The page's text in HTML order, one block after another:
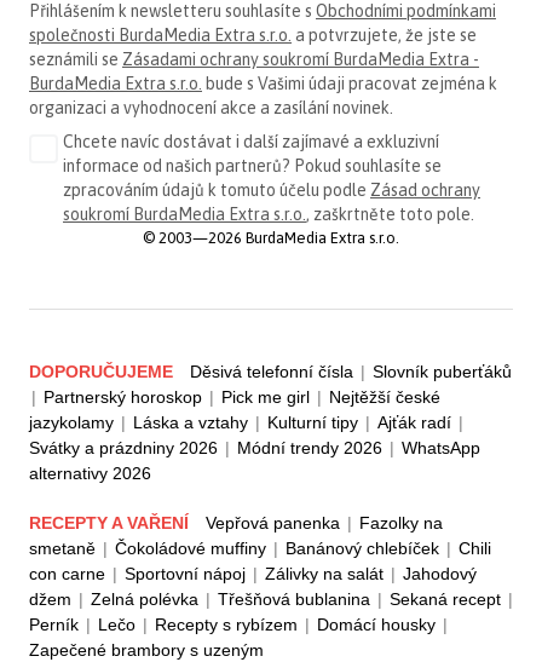
Přihlášením k newsletteru souhlasíte s Obchodními podmínkami
společnosti BurdaMedia Extra s.r.o. a potvrzujete, že jste se
seznámili se Zásadami ochrany soukromí BurdaMedia Extra -
BurdaMedia Extra s.r.o. bude s Vašimi údaji pracovat zejména k
organizaci a vyhodnocení akce a zasílání novinek.
Chcete navíc dostávat i další zajímavé a exkluzivní
informace od našich partnerů? Pokud souhlasíte se
zpracováním údajů k tomuto účelu podle Zásad ochrany
soukromí BurdaMedia Extra s.r.o., zaškrtněte toto pole.
© 2003—2026 BurdaMedia Extra s.r.o.
DOPORUČUJEME Děsivá telefonní čísla | Slovník puberťáků
| Partnerský horoskop | Pick me girl | Nejtěžší české
jazykolamy | Láska a vztahy | Kulturní tipy | Ajťák radí |
Svátky a prázdniny 2026 | Módní trendy 2026 | WhatsApp
alternativy 2026
RECEPTY A VAŘENÍ Vepřová panenka | Fazolky na
smetaně | Čokoládové muffiny | Banánový chlebíček | Chili
con carne | Sportovní nápoj | Zálivky na salát | Jahodový
džem | Zelná polévka | Třešňová bublanina | Sekaná recept |
Perník | Lečo | Recepty s rybízem | Domácí housky |
Zapečené brambory s uzeným